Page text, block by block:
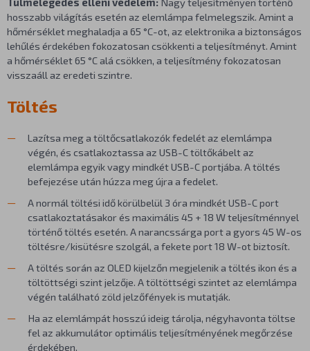
hosszabb világítás esetén az elemlámpa felmelegszik. Amint a
hőmérséklet meghaladja a 65 °C-ot, az elektronika a biztonságos
lehűlés érdekében fokozatosan csökkenti a teljesítményt. Amint
a hőmérséklet 65 °C alá csökken, a teljesítmény fokozatosan
visszaáll az eredeti szintre.
Töltés
Lazítsa meg a töltőcsatlakozók fedelét az elemlámpa
végén, és csatlakoztassa az USB-C töltőkábelt az
elemlámpa egyik vagy mindkét USB-C portjába. A töltés
befejezése után húzza meg újra a fedelet.
A normál töltési idő körülbelül 3 óra mindkét USB-C port
csatlakoztatásakor és maximális 45 + 18 W teljesítménnyel
történő töltés esetén. A narancssárga port a gyors 45 W-os
töltésre/kisütésre szolgál, a fekete port 18 W-ot biztosít.
A töltés során az OLED kijelzőn megjelenik a töltés ikon és a
töltöttségi szint jelzője. A töltöttségi szintet az elemlámpa
végén található zöld jelzőfények is mutatják.
Ha az elemlámpát hosszú ideig tárolja, négyhavonta töltse
fel az akkumulátor optimális teljesítményének megőrzése
érdekében.